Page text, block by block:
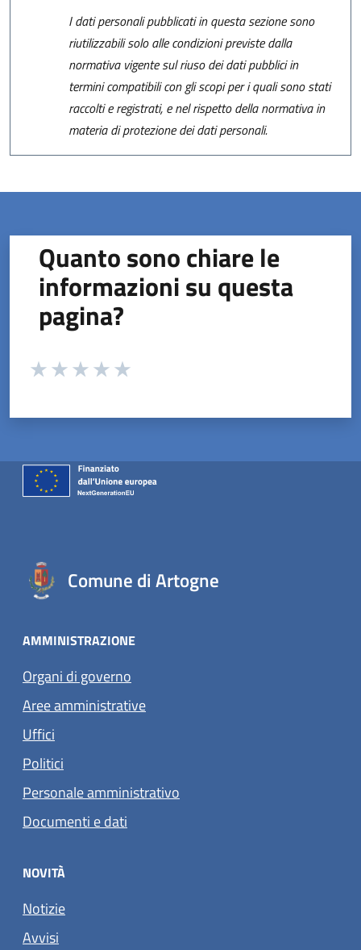
I dati personali pubblicati in questa sezione sono
riutilizzabili solo alle condizioni previste dalla
normativa vigente sul riuso dei dati pubblici in
termini compatibili con gli scopi per i quali sono stati
raccolti e registrati, e nel rispetto della normativa in
materia di protezione dei dati personali.
Quanto sono chiare le
informazioni su questa
pagina?
Valuta da 1 a 5 stelle la pagina
Comune di Artogne
AMMINISTRAZIONE
Organi di governo
Aree amministrative
Uffici
Politici
Personale amministrativo
Documenti e dati
NOVITÀ
Notizie
Avvisi